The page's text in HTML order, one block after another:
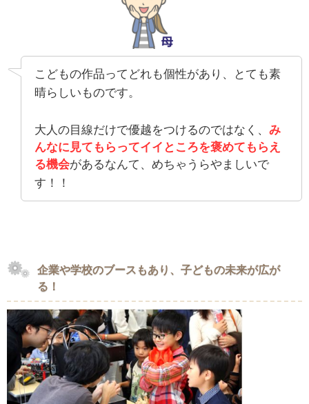
こどもの作品ってどれも個性があり、とても素
晴らしいものです。
大人の目線だけで優越をつけるのではなく、 み
んなに見てもらってイイところを褒めてもらえ
る機会があるなんて、めちゃうらやましいで
す！！
企業や学校のブースもあり、子どもの未来が広が
る！